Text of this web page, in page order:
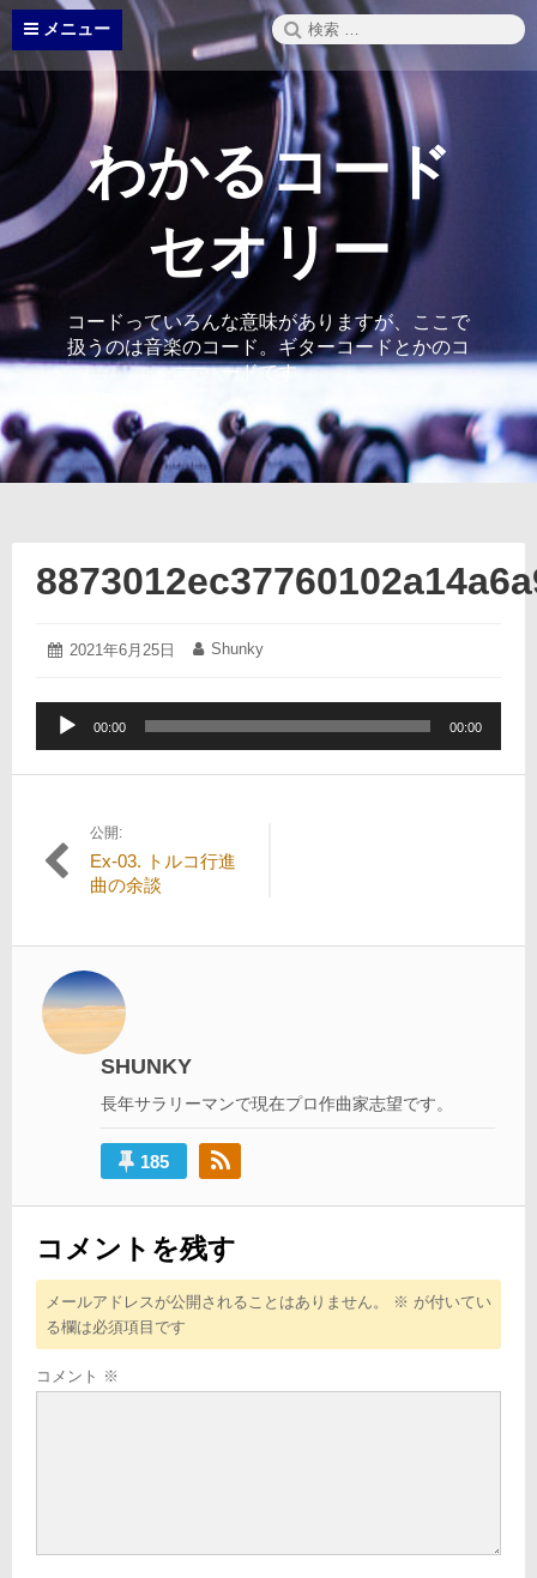
コ
テ
ン
ッ
プ
メニュー
検
索:
わかるコード
セオリー
コードっていろんな意味がありますが、ここで
扱うのは音楽のコード。ギターコードとかのコ
ードです。
投
2021年6月25日
2021
月
25
日
投
Shunky
ー
00:00 00:00
投
稿
ビ
ゲ
ー
シ
公開:
Ex-03. トルコ行進
曲の余談
SHUNKY
長年サラリーマンで現在プロ作曲家志望です。
185
コメントを残す
メールアドレスが公開されることはありません。 ※ が付いてい
る欄は必須項目です
コメント ※